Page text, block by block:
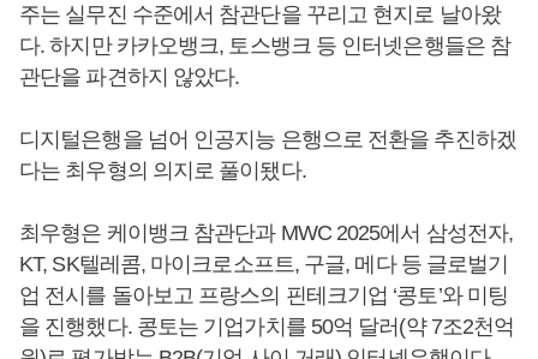
주는 실무진 수준에서 참관단을 꾸리고 현지로 날아왔
다. 하지만 카카오뱅크, 토스뱅크 등 인터넷은행들은 참
관단을 파견하지 않았다.
디지털은행을 넘어 인공지능 은행으로 전환을 추진하겠
다는 최우형의 의지로 풀이됐다.
최우형은 케이뱅크 참관단과 MWC 2025에서 삼성전자,
KT, SK텔레콤, 마이크로소프트, 구글, 메다 등 글로벌기
업 전시를 돌아보고 프랑스의 핀테크기업 ‘콩토’와 미팅
을 진행했다. 콩토는 기업가치를 50억 달러(약 7조2천억